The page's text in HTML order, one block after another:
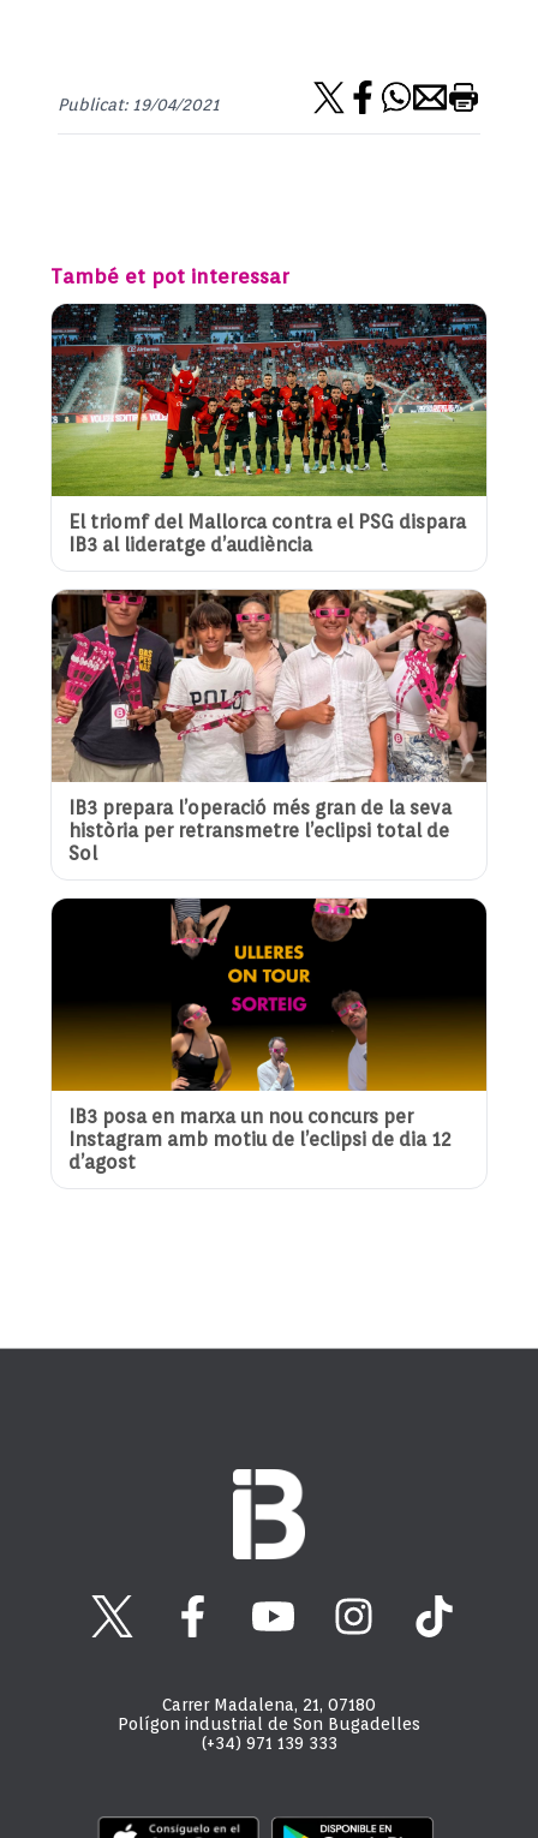
Publicat: 19/04/2021
També et pot interessar
El triomf del Mallorca contra el PSG dispara
IB3 al lideratge d’audiència
IB3 prepara l’operació més gran de la seva
història per retransmetre l’eclipsi total de
Sol
IB3 posa en marxa un nou concurs per
Instagram amb motiu de l’eclipsi de dia 12
d’agost
Carrer Madalena, 21, 07180
Polígon industrial de Son Bugadelles
(+34) 971 139 333